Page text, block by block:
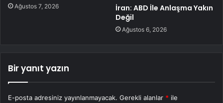
Ağustos 7, 2026
İran: ABD İle Anlaşma Yakın
Değil
Ağustos 6, 2026
Bir yanıt yazın
E-posta adresiniz yayınlanmayacak. Gerekli alanlar * ile